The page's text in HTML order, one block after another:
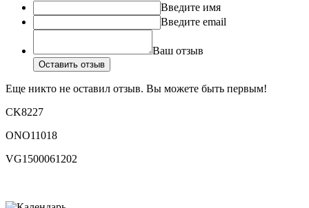
Введите имя
Введите email
Ваш отзыв
Оставить отзыв
Еще никто не оставил отзыв. Вы можете быть первым!
CK8227
ONO11018
VG1500061202